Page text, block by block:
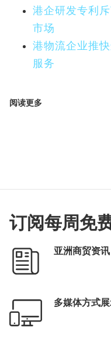
港企研发专利
市场
港物流企业推
服务
阅读更多
订阅每周免
亚洲商贸资
多媒体方式